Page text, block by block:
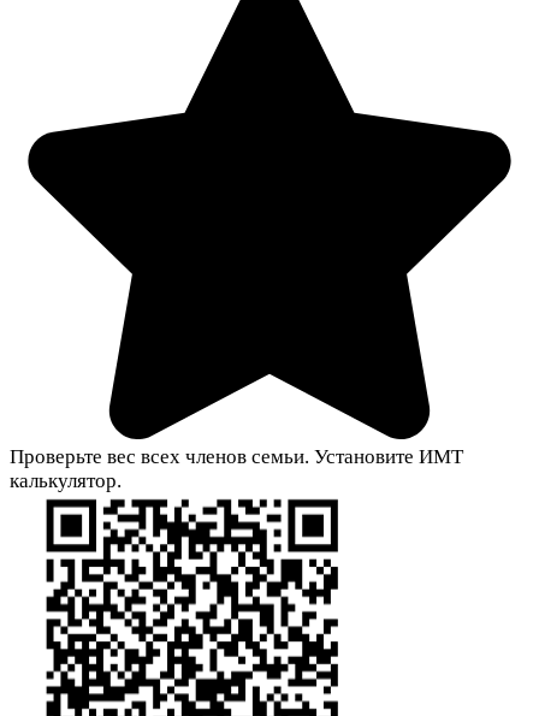
Проверьте вес всех членов семьи. Установите ИМТ
калькулятор.